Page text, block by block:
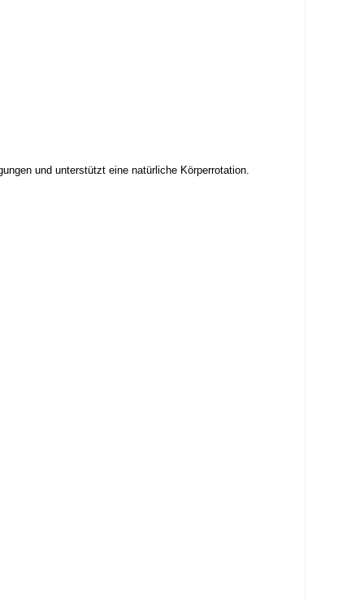
und unterstützt eine natürliche Körperrotation.